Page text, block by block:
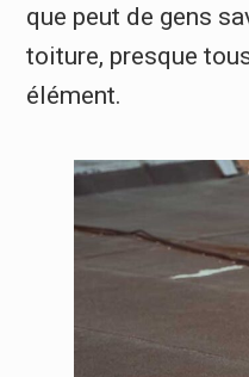
que peut de gens
toiture, presque
élément.